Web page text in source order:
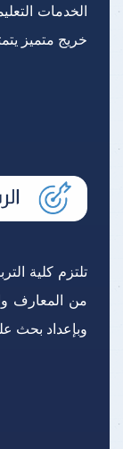
الخدمات
خريج متميز
تلتزم كلية
من المعارف
وبإعداد بحث